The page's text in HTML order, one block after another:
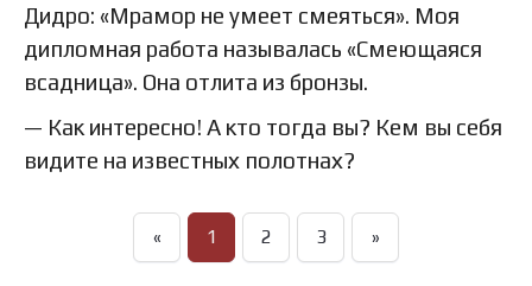
Дидро: «Мрамор не умеет смеяться». Моя
дипломная работа называлась «Смеющаяся
всадница». Она отлита из бронзы.
— Как интересно! А кто тогда вы? Кем вы себя
видите на известных полотнах?
« 1 2 3 »